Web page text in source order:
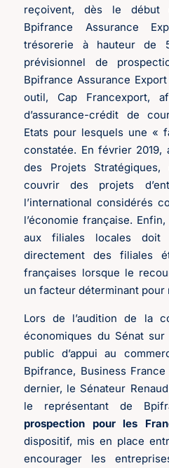
reçoivent, dès le
Bpifrance Assurance
trésorerie à hauteur de
prévisionnel de
Bpifrance Assurance
outil, Cap Francexport,
d’assurance-crédit de
Etats pour lesquels une «
constatée. En février 2019,
des Projets
couvrir des projets
l’international considérés
l’économie française.
aux filiales locales doit
directement des filiales
françaises lorsque le
un facteur déterminant pour
Lors de l’audition de la
économiques du Sénat
public d’appui au
Bpifrance, Business
dernier, le Sénateur
le représentant de
prospection pour les
dispositif, mis en place
encourager les